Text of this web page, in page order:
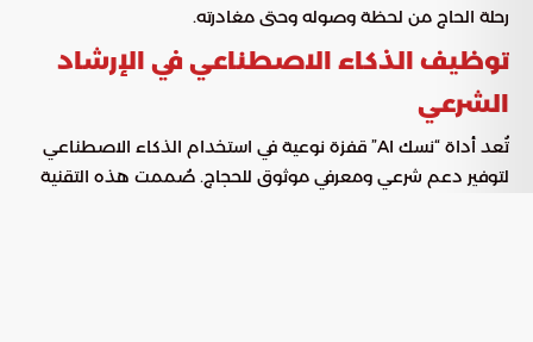
رحلة الحاج من لحظة وصوله وحتى مغادرته.
توظيف الذكاء الاصطناعي في الإرشاد
الشرعي
تُعد أداة “نسك AI” قفزة نوعية في استخدام الذكاء الاصطناعي
لتوفير دعم شرعي ومعرفي موثوق للحجاج. صُممت هذه التقنية